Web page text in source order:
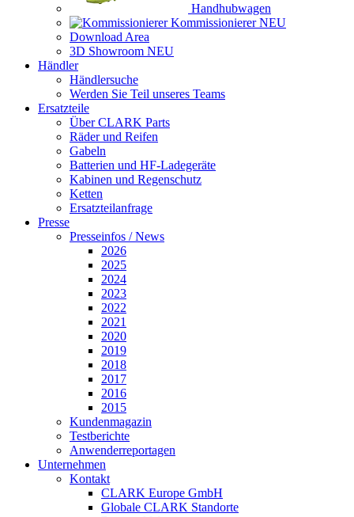
Handhubwagen
Kommissionierer NEU
Download Area
3D Showroom NEU
Händler
Händlersuche
Werden Sie Teil unseres Teams
Ersatzteile
Über CLARK Parts
Räder und Reifen
Gabeln
Batterien und HF-Ladegeräte
Kabinen und Regenschutz
Ketten
Ersatzteilanfrage
Presse
Presseinfos / News
2026
2025
2024
2023
2022
2021
2020
2019
2018
2017
2016
2015
Kundenmagazin
Testberichte
Anwenderreportagen
Unternehmen
Kontakt
CLARK Europe GmbH
Globale CLARK Standorte